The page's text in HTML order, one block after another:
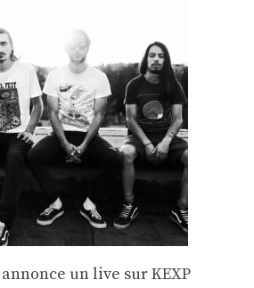
un live sur KEXP